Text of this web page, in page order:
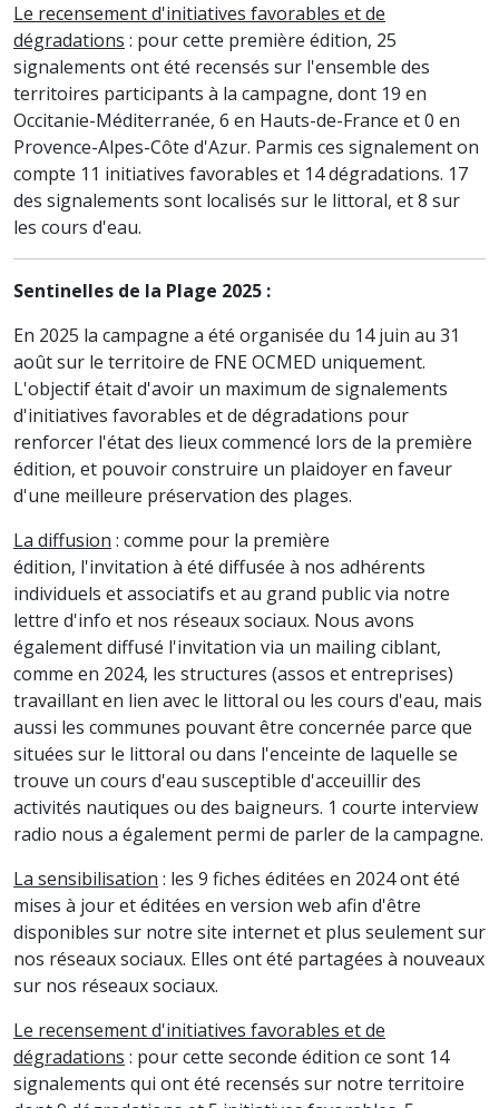
Le recensement d'initiatives favorables et de
dégradations : pour cette première édition, 25
signalements ont été recensés sur l'ensemble des
territoires participants à la campagne, dont 19 en
Occitanie-Méditerranée, 6 en Hauts-de-France et 0 en
Provence-Alpes-Côte d'Azur. Parmis ces signalement on
compte 11 initiatives favorables et 14 dégradations. 17
des signalements sont localisés sur le littoral, et 8 sur
les cours d'eau.
Sentinelles de la Plage 2025 :
En 2025 la campagne a été organisée du 14 juin au 31
août sur le territoire de FNE OCMED uniquement.
L'objectif était d'avoir un maximum de signalements
d'initiatives favorables et de dégradations pour
renforcer l'état des lieux commencé lors de la première
édition, et pouvoir construire un plaidoyer en faveur
d'une meilleure préservation des plages.
La diffusion : comme pour la première
édition, l'invitation à été diffusée à nos adhérents
individuels et associatifs et au grand public via notre
lettre d'info et nos réseaux sociaux. Nous avons
également diffusé l'invitation via un mailing ciblant,
comme en 2024, les structures (assos et entreprises)
travaillant en lien avec le littoral ou les cours d'eau, mais
aussi les communes pouvant être concernée parce que
situées sur le littoral ou dans l'enceinte de laquelle se
trouve un cours d'eau susceptible d'acceuillir des
activités nautiques ou des baigneurs. 1 courte interview
radio nous a également permi de parler de la campagne.
La sensibilisation : les 9 fiches éditées en 2024 ont été
mises à jour et éditées en version web afin d'être
disponibles sur notre site internet et plus seulement sur
nos réseaux sociaux. Elles ont été partagées à nouveaux
sur nos réseaux sociaux.
Le recensement d'initiatives favorables et de
dégradations : pour cette seconde édition ce sont 14
signalements qui ont été recensés sur notre territoire